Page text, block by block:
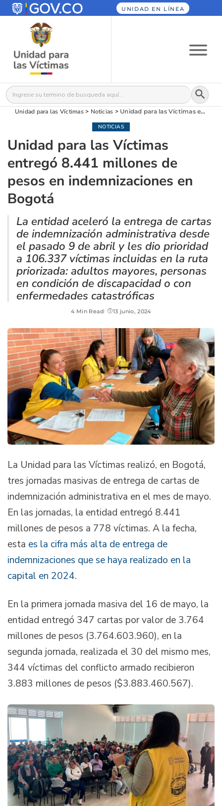
UNIDAD EN LÍNEA
Buscar: Botón
Unidad para las Víctimas> Noticias > Unidad para las Víctimas entregó 8.441 millones de pesos en indemnizaciones en Bogotá
NOTICIAS
Unidad para las Víctimas
entregó 8.441 millones de
pesos en indemnizaciones en
Bogotá
La entidad aceleró la entrega de cartas
de indemnización administrativa desde
el pasado 9 de abril y les dio prioridad
a 106.337 víctimas incluidas en la ruta
priorizada: adultos mayores, personas
en condición de discapacidad o con
enfermedades catastróficas​
4 Min Read 13 junio, 2024
La Unidad para las Víctimas realizó, en Bogotá,
tres jornadas masivas de entrega de cartas de
indemnización administrativa en el mes de mayo.
En las jornadas, la entidad entregó 8.441
millones de pesos a 778 víctimas. A la fecha,
esta es la cifra más alta de entrega de
indemnizaciones que se haya realizado en la
capital en 2024.
En la primera jornada masiva del 16 de mayo, la
entidad entregó 347 cartas por valor de 3.764
millones de pesos (3.764.603.960), en la
segunda jornada, realizada el 30 del mismo mes,
344 víctimas del conflicto armado recibieron
3.883 millones de pesos ($3.883.460.567).